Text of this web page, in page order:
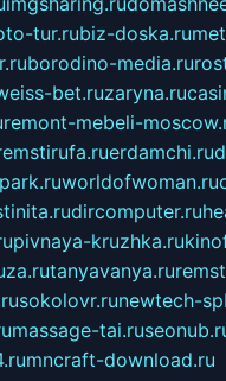
tur.rubiz-doska.ru
borodino-media.ru
bet.ruzaryna.ru
remont-mebeli-
erdamchi.ru
worldofwoman.ru
dircomputer.ru
pivnaya-kruzhka.ru
tanyavanya.ru
sokolovr.runewtech-
massage-tai.ru
mncraft-download.ru